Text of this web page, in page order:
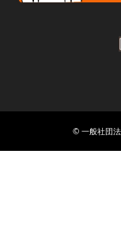
© 一般社団